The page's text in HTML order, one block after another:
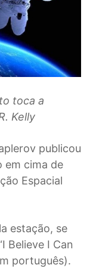
toca a
Kelly
publicou
em cima de
Espacial
estação, se
Believe I Can
português).